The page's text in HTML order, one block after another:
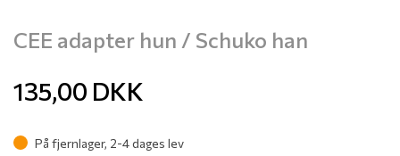
CEE adapter hun / Schuko han
135,00 DKK
På fjernlager, 2-4 dages lev